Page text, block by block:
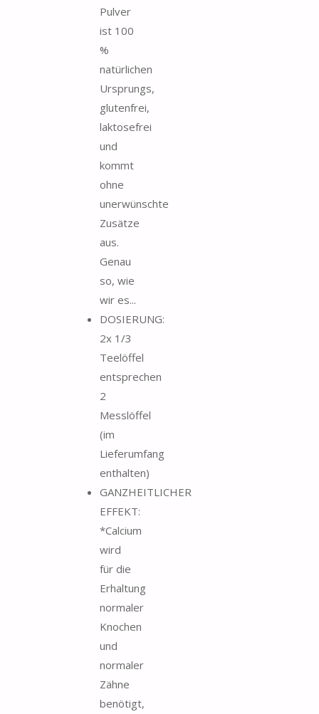
Pulver
ist 100
%
natürlichen
Ursprungs,
glutenfrei,
laktosefrei
und
kommt
ohne
unerwünschte
Zusätze
aus.
Genau
so, wie
wir es...
DOSIERUNG:
2x 1/3
Teelöffel
entsprechen
2
Messlöffel
(im
Lieferumfang
enthalten)
GANZHEITLICHER
EFFEKT:
*Calcium
wird
für die
Erhaltung
normaler
Knochen
und
normaler
Zähne
benötigt,